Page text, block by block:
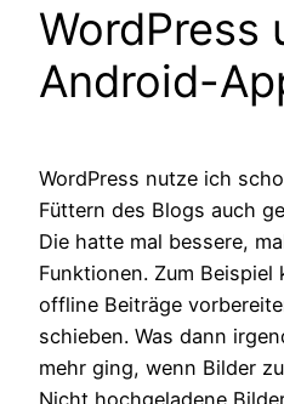
WordPress
Android-
WordPress nutze ich
Füttern des Blogs auch
Die hatte mal bessere,
Funktionen. Zum
offline Beiträge
schieben. Was dann
mehr ging, wenn Bilder
Nicht hochgeladene